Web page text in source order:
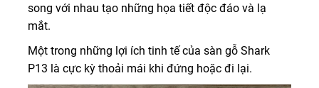
song với nhau tạo những họa tiết độc đáo và lạ
mắt.
Một trong những lợi ích tinh tế của sàn gỗ Shark
P13 là cực kỳ thoải mái khi đứng hoặc đi lại.